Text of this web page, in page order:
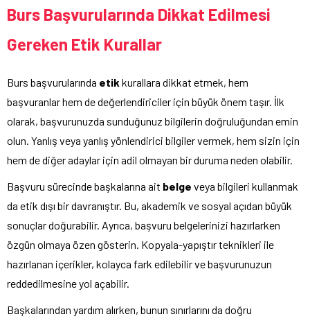
Burs Başvurularında Dikkat Edilmesi
Gereken Etik Kurallar
Burs başvurularında etik kurallara dikkat etmek, hem
başvuranlar hem de değerlendiriciler için büyük önem taşır. İlk
olarak, başvurunuzda sunduğunuz bilgilerin doğruluğundan emin
olun. Yanlış veya yanlış yönlendirici bilgiler vermek, hem sizin için
hem de diğer adaylar için adil olmayan bir duruma neden olabilir.
Başvuru sürecinde başkalarına ait belge veya bilgileri kullanmak
da etik dışı bir davranıştır. Bu, akademik ve sosyal açıdan büyük
sonuçlar doğurabilir. Ayrıca, başvuru belgelerinizi hazırlarken
özgün olmaya özen gösterin. Kopyala-yapıştır teknikleri ile
hazırlanan içerikler, kolayca fark edilebilir ve başvurunuzun
reddedilmesine yol açabilir.
Başkalarından yardım alırken, bunun sınırlarını da doğru